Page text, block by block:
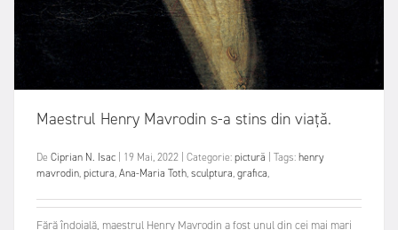
Maestrul Henry Mavrodin s-a stins din viață.
De Ciprian N. Isac 19 Mai, 2022 Categorie:pictură Tags:henry
mavrodin,pictura,Ana-Maria Toth,sculptura,grafica,
Fără îndoială, maestrul Henry Mavrodin a fost unul din cei mai mari